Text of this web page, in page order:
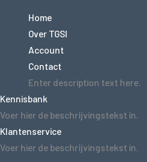
Home
Over TGSI
Account
Contact
Enter description text here.
Kennisbank
Voer hier de beschrijvingstekst in.
Klantenservice
Voer hier de beschrijvingstekst in.